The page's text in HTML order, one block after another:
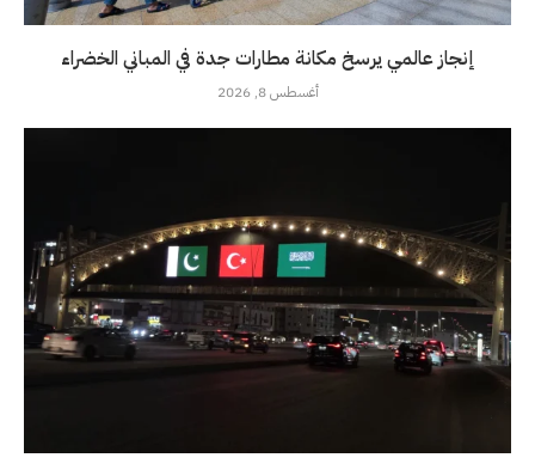
إنجاز عالمي يرسخ مكانة مطارات جدة في المباني الخضراء
أغسطس 8, 2026